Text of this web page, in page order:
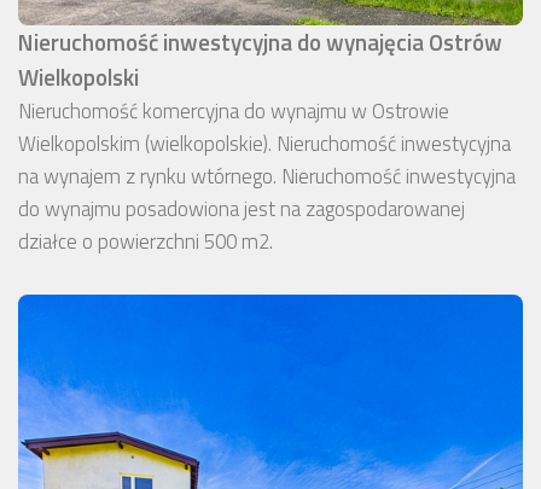
Nieruchomość inwestycyjna do wynajęcia Ostrów
Wielkopolski
Nieruchomość komercyjna do wynajmu w Ostrowie
Wielkopolskim (wielkopolskie). Nieruchomość inwestycyjna
na wynajem z rynku wtórnego. Nieruchomość inwestycyjna
do wynajmu posadowiona jest na zagospodarowanej
działce o powierzchni 500 m2.